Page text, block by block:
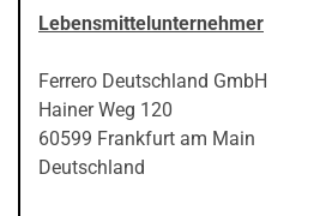
Lebensmittelunternehmer
Ferrero Deutschland GmbH
Hainer Weg 120
60599 Frankfurt am Main
Deutschland